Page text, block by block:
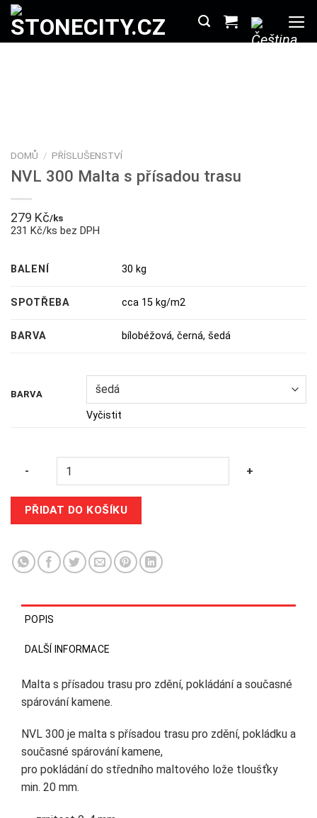
Přeskočit
obsah
DOMŮ / PŘÍSLUŠENSTVÍ
NVL 300 Malta s přísadou trasu
279 Kč/ks
231 Kč/ks bez DPH
BALENÍ 30 kg
SPOTŘEBA cca 15 kg/m2
BARVA bílobéžová,černá,šedá
BARVA
Vyčistit
- +
PŘIDAT DO KOŠÍKU
POPIS
DALŠÍ INFORMACE
Malta s přísadou trasu pro zdění, pokládání a současné
spárování kamene.
NVL 300 je malta s přísadou trasu pro zdění, pokládku a
současné spárování kamene,
pro pokládání do středního maltového lože tloušťky
min. 20 mm.